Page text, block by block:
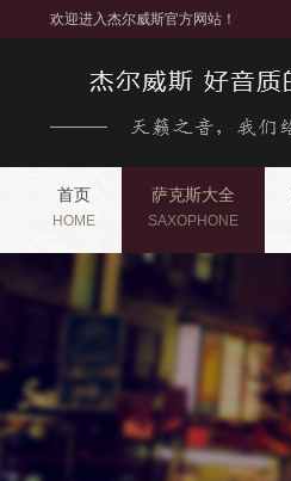
欢迎进入杰尔威斯官方网站！
首页
HOME
萨克斯大全
SAXOPHONE